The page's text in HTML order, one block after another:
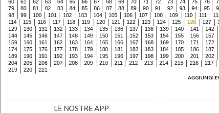
60 61 62 63 64 65 66 67 68 69 70 71 72 73 74 75 76
79
80 81 82 83 84 85 86 87 88 89 90 91 92 93 94 95
98
99 100 101 102 103 104 105 106 107 108 109 110 111
114
115 116 117 118 119 120 121 122 123 124 125 126 127
129
130 131 132 133 134 135 136 137 138 139 140 141
142
144
145 146 147 148 149 150 151 152 153 154 155 156
157
159
160 161 162 163 164 165 166 167 168 169 170 171
172
174
175 176 177 178 179 180 181 182 183 184 185 186
187
189
190 191 192 193 194 195 196 197 198 199 200 201
202
204
205 206 207 208 209 210 211 212 213 214 215 216
217
219
220
221
AGGIUNGI
LE NOSTRE APP